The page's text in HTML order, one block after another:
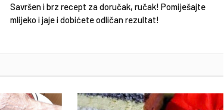
Savršen i brz recept za doručak, ručak! Pomiješajte
mlijeko i jaje i dobićete odličan rezultat!